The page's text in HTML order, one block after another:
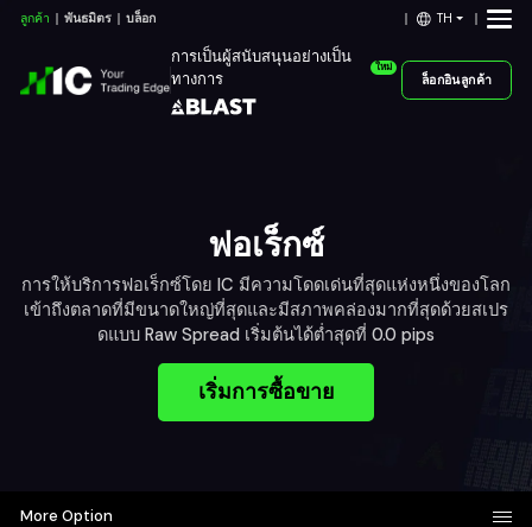
ลูกค้า พันธมิตร บล็อก TH
การเป็นผู้สนับสนุนอย่างเป็น
ทางการ
ใหม่
ล็อกอินลูกค้า
ฟอเร็กซ์
การให้บริการฟอเร็กซ์โดย IC มีความโดดเด่นที่สุดแห่งหนึ่งของโลก
เข้าถึงตลาดที่มีขนาดใหญ่ที่สุดและมีสภาพคล่องมากที่สุดด้วยสเปร
ดแบบ Raw Spread เริ่มต้นได้ต่ำสุดที่ 0.0 pips
เริ่มการซื้อขาย
More Option